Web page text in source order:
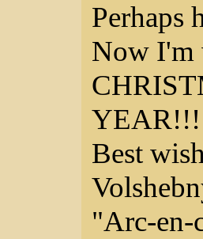
Perhaps
Now I'm
Best
"Arc-